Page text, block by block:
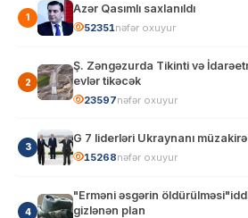
1
Azər Qasımlı saxlanıldı
52348nəfər oxuyur
2
Ş. Zəngəzurda Tikinti və
evlər tikəcək
23597nəfər oxuyur
3
G 7 liderləri Ukraynanı
15268nəfər oxuyur
4
"Erməni əsgərin
gizlənən plan